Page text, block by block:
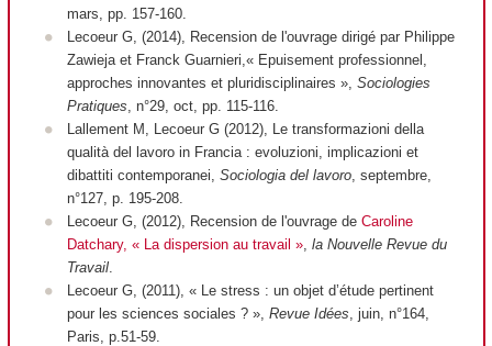
mars, pp. 157-160.
Lecoeur G, (2014), Recension de l'ouvrage dirigé par Philippe
Zawieja et Franck Guarnieri,« Epuisement professionnel,
approches innovantes et pluridisciplinaires », Sociologies
Pratiques , n°29, oct, pp. 115-116.
Lallement M, Lecoeur G (2012), Le transformazioni della
qualità del lavoro in Francia : evoluzioni, implicazioni et
dibattiti contemporanei, Sociologia del lavoro, septembre,
n°127, p. 195-208.
Lecoeur G, (2012), Recension de l'ouvrage de Caroline
Datchary, « La dispersion au travail », la Nouvelle Revue du
Travail.
Lecoeur G, (2011), « Le stress : un objet d’étude pertinent
pour les sciences sociales ? », Revue Idées , juin, n°164,
Paris, p.51-59.